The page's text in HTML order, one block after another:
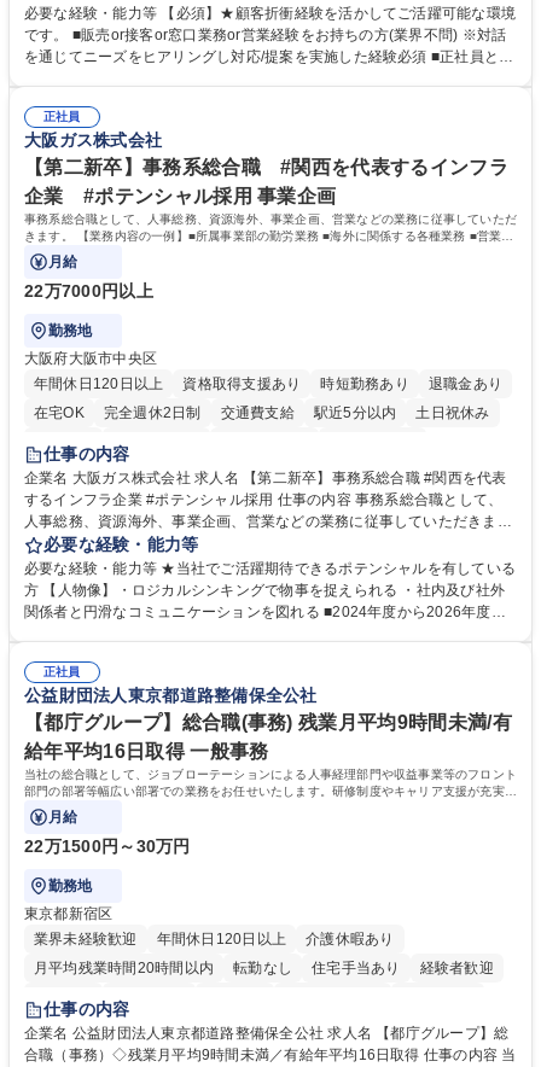
ーション、お客様対応 ■窓口にて、ご来店された個人のお客様に対して金
融商品のご提案 ■効率的な事務運用の検討・構築等 ≪業務紹介：ご応募前
に必ずご覧ください≫ ※記事 https://www.mysite.bk.mufg.jp/career/circle/
必要な経験・能力等 【必須】★顧客折衝経験を活かしてご活躍可能な環境
です。 ■販売or接客or窓口業務or営業経験をお持ちの方(業界不問) ※対話
を通じてニーズをヒアリングし対応/提案を実施した経験必須 ■正社員とし
るので安心して入行いただけます。 幅広いキャリアの選択肢があり、公募
や社内副業等を活用し、 一人ひとりが挑戦できるカルチャーが浸透してい
ます。 学歴・資格 学歴：大学院 大学 高専 短大 専修学校 高校 語学力：
資格：
正社員
大阪ガス株式会社
【第二新卒】事務系総合職 #関西を代表するインフラ
企業 #ポテンシャル採用 事業企画
事務系総合職として、人事総務、資源海外、事業企画、営業などの業務に従事していただ
きます。 【業務内容の一例】■所属事業部の勤労業務 ■海外に関係する各種業務 ■営業部
門の企画スタッフ、ルート営業
月給
22万7000円以上
勤務地
大阪府大阪市中央区
年間休日120日以上
資格取得支援あり 時短勤務あり
退職金あり
在宅OK
完全週休2日制 交通費支給 駅近5分以内
土日祝休み
服装自由
第二新卒歓迎
仕事の内容
企業名 大阪ガス株式会社 求人名 【第二新卒】事務系総合職 #関西を代表
するインフラ企業 #ポテンシャル採用 仕事の内容 事務系総合職として、
人事総務、資源海外、事業企画、営業などの業務に従事していただきま
す。 【業務内容の一例】■所属事業部の勤労業務 ■海外に関係する各種業
務 ■営業部門の企画スタッフ、ルート営業 【キャリアパス】入社後の配属
ポジションで一定期間ご活躍頂いた後、本人の適性及び将来のキャリアを
鑑みてジョブローテーションを行います。 【育成】OJTでの現場育成や研
表するインフラ企業 #ポテンシャル採用
必要な経験・能力等
必要な経験・能力等 ★当社でご活躍期待できるポテンシャルを有している
方 【人物像】・ロジカルシンキングで物事を捉えられる ・社内及び社外
関係者と円滑なコミュニケーションを図れる ■2024年度から2026年度ま
72.html ■エネルギーセキュリティの不安定化や気候変動による自然災害の
甚大化など、これまで以上に社会課題解決の重要性が高まっています。
「未来の日常」の創造に向けて持続可能な社会の実現に貢献してまいりま
す。 学歴・資格 学歴：大学院 大学 語学力： 資格：
正社員
公益財団法人東京都道路整備保全公社
【都庁グループ】総合職(事務) 残業月平均9時間未満/有
給年平均16日取得 一般事務
当社の総合職として、ジョブローテーションによる人事経理部門や収益事業等のフロント
部門の部署等幅広い部署での業務をお任せいたします。研修制度やキャリア支援が充実し
ております！ ※下記業務詳細
月給
22万1500円～30万円
勤務地
東京都新宿区
業界未経験歓迎
年間休日120日以上
介護休暇あり
月平均残業時間20時間以内
転勤なし 住宅手当あり
経験者歓迎
研修あり
退職金あり
駅近5分以内
資格取得手当あり 食事補助あり
仕事の内容
企業名 公益財団法人東京都道路整備保全公社 求人名 【都庁グループ】総
合職（事務）◇残業月平均9時間未満／有給年平均16日取得 仕事の内容 当